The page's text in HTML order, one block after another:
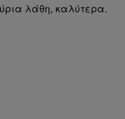
λάθη, καλύτερα.